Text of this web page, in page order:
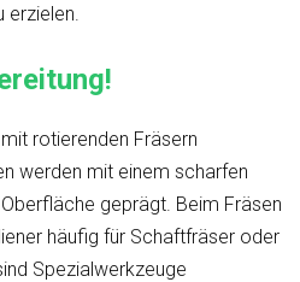
rotierenden Fräsern
werden mit einem scharfen
geprägt. Beim Fräsen
häufig für Schaftfräser oder
Spezialwerkzeuge